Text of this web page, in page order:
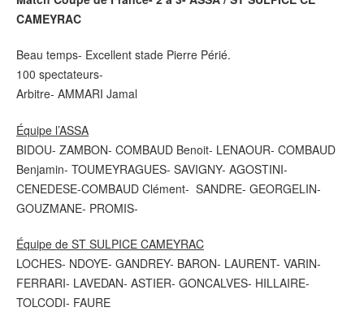
CAMEYRAC
Beau temps- Excellent stade Pierre Périé.
100 spectateurs-
Arbitre- AMMARI Jamal
Équipe l’ASSA
BIDOU- ZAMBON- COMBAUD Benoit- LENAOUR- COMBAUD
Benjamin- TOUMEYRAGUES- SAVIGNY- AGOSTINI-
CENEDESE-COMBAUD Clément- SANDRE- GEORGELIN-
GOUZMANE- PROMIS-
Équipe de ST SULPICE CAMEYRAC
LOCHES- NDOYE- GANDREY- BARON- LAURENT- VARIN-
FERRARI- LAVEDAN- ASTIER- GONCALVES- HILLAIRE-
TOLCODI- FAURE